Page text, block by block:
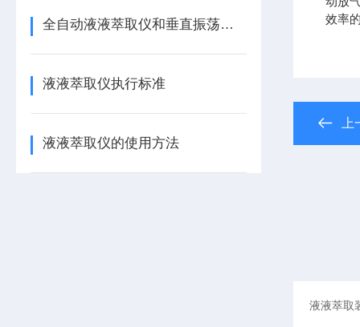
全自动液液萃取仪和垂直振荡器的区别
液液萃取仪执行标准
液液萃取仪的使用方法
效率